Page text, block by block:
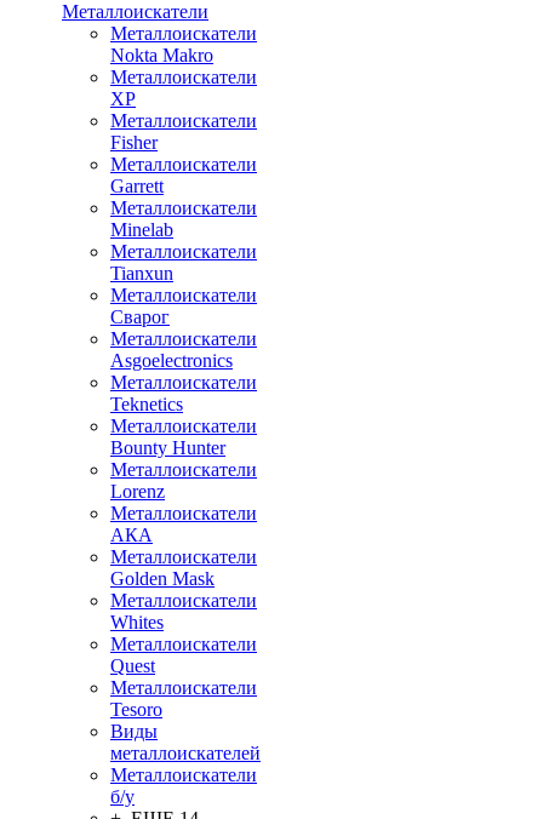
Металлоискатели
Металлоискатели
Nokta Makro
Металлоискатели
XP
Металлоискатели
Fisher
Металлоискатели
Garrett
Металлоискатели
Minelab
Металлоискатели
Tianxun
Металлоискатели
Сварог
Металлоискатели
Asgoelectronics
Металлоискатели
Teknetics
Металлоискатели
Bounty Hunter
Металлоискатели
Lorenz
Металлоискатели
АКА
Металлоискатели
Golden Mask
Металлоискатели
Whites
Металлоискатели
Quest
Металлоискатели
Tesoro
Виды
металлоискателей
Металлоискатели
б/у